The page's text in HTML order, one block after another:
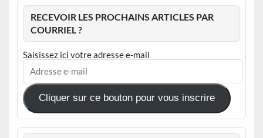
RECEVOIR LES PROCHAINS ARTICLES PAR
COURRIEL ?
Saisissez ici votre adresse e-mail
Adresse
mail
Cliquer sur ce bouton pour vous inscrire